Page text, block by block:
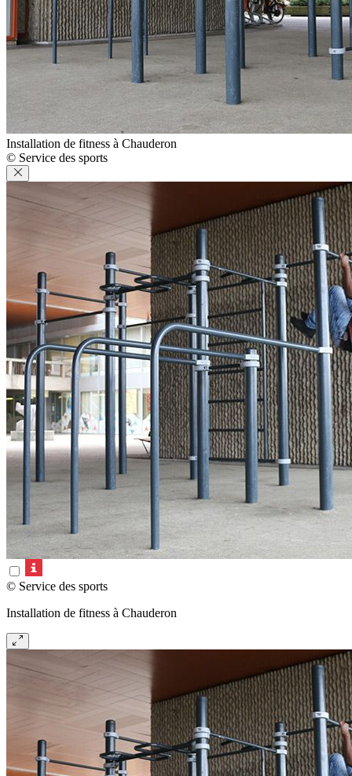
Installation de fitness à Chauderon
© Service des sports
© Service des sports
Installation de fitness à Chauderon